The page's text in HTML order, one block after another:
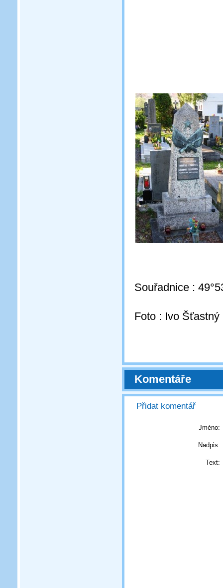
Souřadnice :
Foto : Ivo
Komentáře
Přidat komentář
Jméno:
Nadpis:
Text: